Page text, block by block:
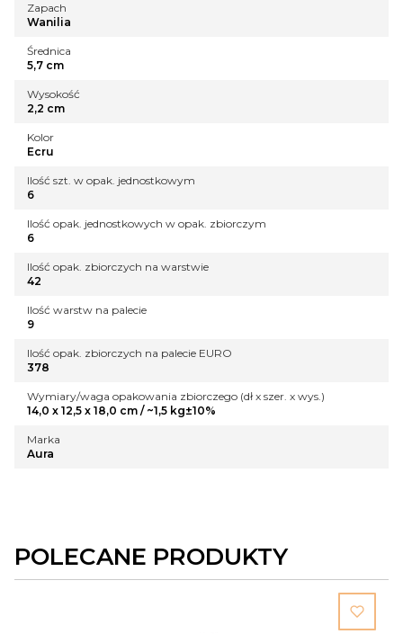
Zapach
Wanilia
Średnica
5,7 cm
Wysokość
2,2 cm
Kolor
Ecru
Ilość szt. w opak. jednostkowym
6
Ilość opak. jednostkowych w opak. zbiorczym
6
Ilość opak. zbiorczych na warstwie
42
Ilość warstw na palecie
9
Ilość opak. zbiorczych na palecie EURO
378
Wymiary/waga opakowania zbiorczego (dł x szer. x wys.)
14,0 x 12,5 x 18,0 cm / ~1,5 kg±10%
Marka
Aura
POLECANE PRODUKTY